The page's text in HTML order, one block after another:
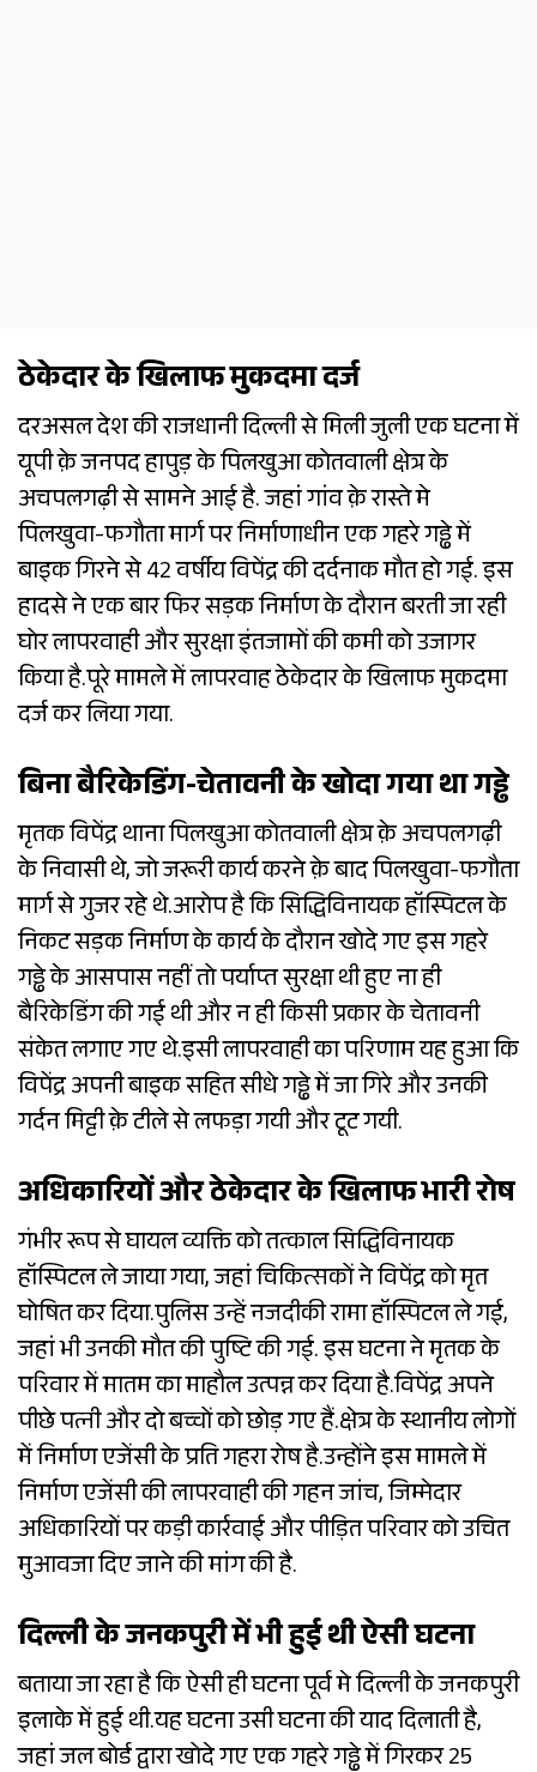
ठेकेदार के खिलाफ मुकदमा दर्ज
दरअसल देश की राजधानी दिल्ली से मिली जुली एक घटना में
यूपी क़े जनपद हापुड़ के पिलखुआ कोतवाली क्षेत्र के
अचपलगढ़ी से सामने आई है. जहां गांव क़े रास्ते मे
पिलखुवा-फगौता मार्ग पर निर्माणाधीन एक गहरे गड्ढे में
बाइक गिरने से 42 वर्षीय विपेंद्र की दर्दनाक मौत हो गई. इस
हादसे ने एक बार फिर सड़क निर्माण के दौरान बरती जा रही
घोर लापरवाही और सुरक्षा इंतजामों की कमी को उजागर
किया है.पूरे मामले में लापरवाह ठेकेदार के खिलाफ मुकदमा
दर्ज कर लिया गया.
बिना बैरिकेडिंग-चेतावनी के खोदा गया था गड्ढे
मृतक विपेंद्र थाना पिलखुआ कोतवाली क्षेत्र क़े अचपलगढ़ी
के निवासी थे, जो जरूरी कार्य करने क़े बाद पिलखुवा-फगौता
मार्ग से गुजर रहे थे.आरोप है कि सिद्धिविनायक हॉस्पिटल के
निकट सड़क निर्माण के कार्य के दौरान खोदे गए इस गहरे
गड्ढे के आसपास नहीं तो पर्याप्त सुरक्षा थी हुए ना ही
बैरिकेडिंग की गई थी और न ही किसी प्रकार के चेतावनी
संकेत लगाए गए थे.इसी लापरवाही का परिणाम यह हुआ कि
विपेंद्र अपनी बाइक सहित सीधे गड्ढे में जा गिरे और उनकी
गर्दन मिट्टी क़े टीले से लफड़ा गयी और टूट गयी.
अधिकारियों और ठेकेदार के खिलाफ भारी रोष
गंभीर रूप से घायल व्यक्ति को तत्काल सिद्धिविनायक
हॉस्पिटल ले जाया गया, जहां चिकित्सकों ने विपेंद्र को मृत
घोषित कर दिया.पुलिस उन्हें नजदीकी रामा हॉस्पिटल ले गई,
जहां भी उनकी मौत की पुष्टि की गई. इस घटना ने मृतक के
परिवार में मातम का माहौल उत्पन्न कर दिया है.विपेंद्र अपने
पीछे पत्नी और दो बच्चों को छोड़ गए हैं.क्षेत्र के स्थानीय लोगों
में निर्माण एजेंसी के प्रति गहरा रोष है.उन्होंने इस मामले में
निर्माण एजेंसी की लापरवाही की गहन जांच, जिम्मेदार
अधिकारियों पर कड़ी कार्रवाई और पीड़ित परिवार को उचित
मुआवजा दिए जाने की मांग की है.
दिल्ली के जनकपुरी में भी हुई थी ऐसी घटना
बताया जा रहा है कि ऐसी ही घटना पूर्व मे दिल्ली के जनकपुरी
इलाके में हुई थी.यह घटना उसी घटना की याद दिलाती है,
जहां जल बोर्ड द्वारा खोदे गए एक गहरे गड्ढे में गिरकर 25